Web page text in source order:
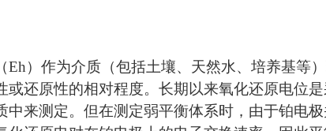
（Eh）作为介质（包括土壤、天然水、培养基等
或还原性的相对程度。长期以来氧化还原电位
中来测定。但在测定弱平衡体系时，由于铂电